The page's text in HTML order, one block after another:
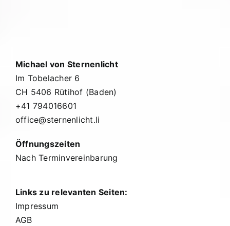
Michael von Sternenlicht
Im Tobelacher 6
CH 5406 Rütihof (Baden)
+41 794016601
office@sternenlicht.li
Öffnungszeiten
Nach Terminvereinbarung
Links zu relevanten Seiten:
Impressum
AGB